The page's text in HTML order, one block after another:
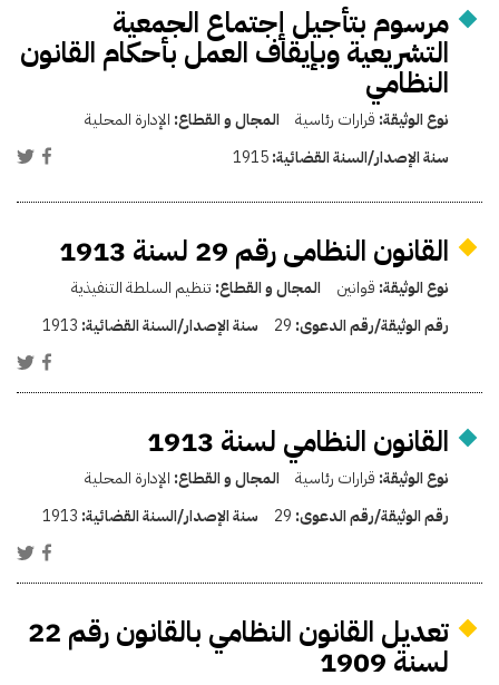
مرسوم بتأجيل إجتماع الجمعية
التشريعية وبإيقاف العمل بأحكام القانون
النظامي
نوع الوثيقة: قرارات رئاسية المجال و القطاع: الإدارة المحلية
سنة الإصدار/السنة القضائية:1915
القانون النظامى رقم 29 لسنة 1913
نوع الوثيقة: قوانين المجال و القطاع: تنظيم السلطة التنفيذية
رقم الوثيقة/رقم الدعوى: 29 سنة الإصدار/السنة القضائية: 1913
القانون النظامي لسنة 1913
نوع الوثيقة: قرارات رئاسية المجال و القطاع: الإدارة المحلية
رقم الوثيقة/رقم الدعوى: 29 سنة الإصدار/السنة القضائية: 1913
تعديل القانون النظامي بالقانون رقم 22
لسنة 1909